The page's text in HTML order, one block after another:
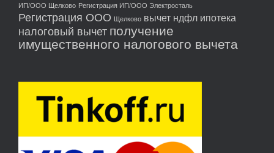
ИП/ООО Щелково Регистрация ИП/ООО Электросталь
Регистрация ООО Щелково вычет ндфл ипотека
налоговый вычетполучение
имущественного налогового вычета